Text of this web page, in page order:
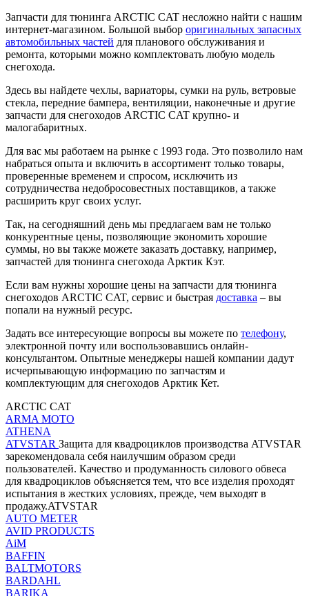
Запчасти для тюнинга ARCTIC CAT несложно найти с нашим
интернет-магазином. Большой выбор оригинальных запасных
автомобильных частей для планового обслуживания и
ремонта, которыми можно комплектовать любую модель
снегохода.
Здесь вы найдете чехлы, вариаторы, сумки на руль, ветровые
стекла, передние бампера, вентиляции, наконечные и другие
запчасти для снегоходов ARCTIC CAT крупно- и
малогабаритных.
Для вас мы работаем на рынке с 1993 года. Это позволило нам
набраться опыта и включить в ассортимент только товары,
проверенные временем и спросом, исключить из
сотрудничества недобросовестных поставщиков, а также
расширить круг своих услуг.
Так, на сегодняшний день мы предлагаем вам не только
конкурентные цены, позволяющие экономить хорошие
суммы, но вы также можете заказать доставку, например,
запчастей для тюнинга снегохода Арктик Кэт.
Если вам нужны хорошие цены на запчасти для тюнинга
снегоходов ARCTIC CAT, сервис и быстрая доставка – вы
попали на нужный ресурс.
Задать все интересующие вопросы вы можете по телефону,
электронной почту или воспользовавшись онлайн-
консультантом. Опытные менеджеры нашей компании дадут
исчерпывающую информацию по запчастям и
комплектующим для снегоходов Арктик Кет.
ARCTIC CAT
ARMA MOTO
ATHENA
ATVSTAR Защита для квадроциклов производства ATVSTAR
зарекомендовала себя наилучшим образом среди
пользователей. Качество и продуманность силового обвеса
для квадроциклов объясняется тем, что все изделия проходят
испытания в жестких условиях, прежде, чем выходят в
продажу.ATVSTAR
AUTO METER
AVID PRODUCTS
AiM
BAFFIN
BALTMOTORS
BARDAHL
BARIKA